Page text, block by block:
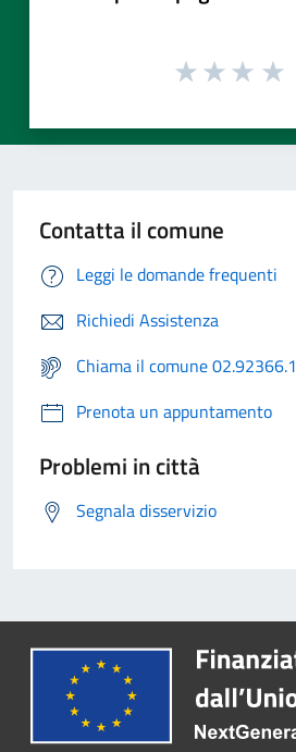
Contatta il comune
Leggi le domande frequenti
Richiedi Assistenza
Chiama il comune 02.92366.1
Prenota un appuntamento
Problemi in città
Segnala disservizio